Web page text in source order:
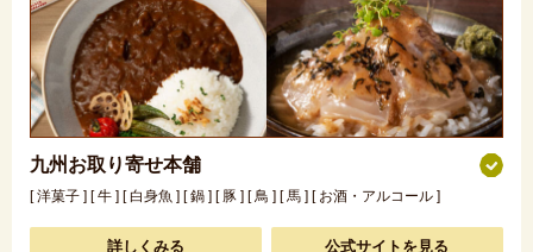
九州お取り寄せ本舗
[ 洋菓子 ] [ 牛 ] [ 白身魚 ] [ 鍋 ] [ 豚 ] [ 鳥 ] [ 馬 ] [ お酒・アルコール ]
詳しくみる 公式サイトを見る